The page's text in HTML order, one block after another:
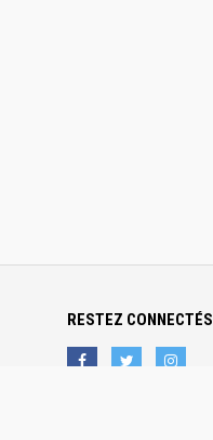
RESTEZ CONNECTÉS